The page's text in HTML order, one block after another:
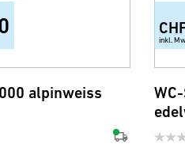
alpinweiss
inkl.